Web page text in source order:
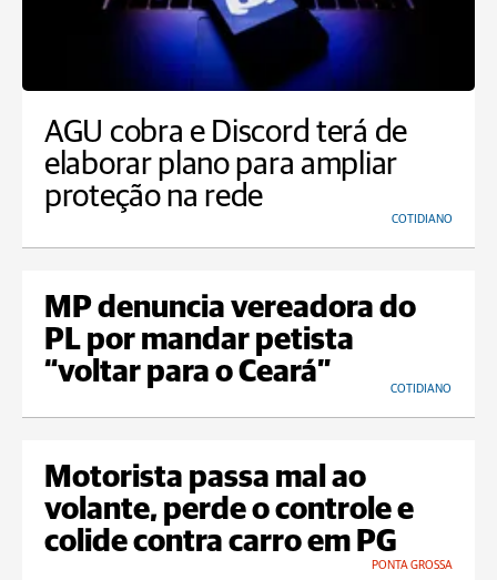
AGU cobra e Discord terá de
elaborar plano para ampliar
proteção na rede
COTIDIANO
MP denuncia vereadora do
PL por mandar petista
“voltar para o Ceará”
COTIDIANO
Motorista passa mal ao
volante, perde o controle e
colide contra carro em PG
PONTA GROSSA